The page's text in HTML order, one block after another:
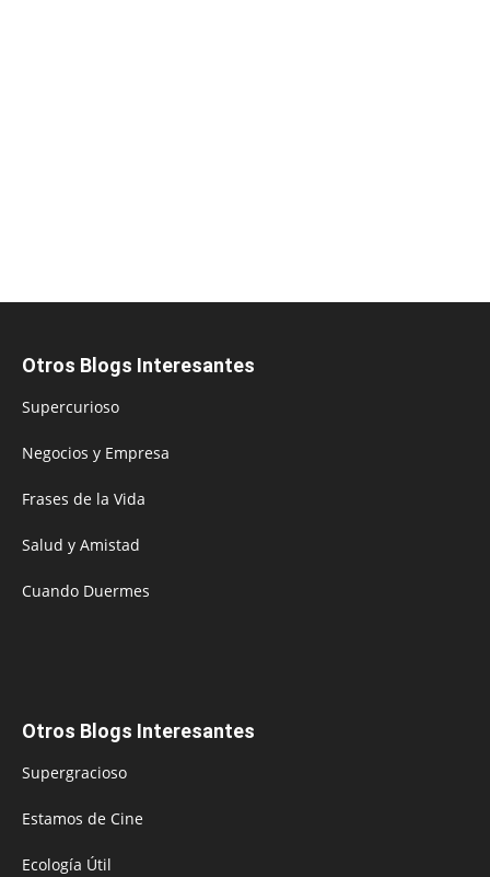
Otros Blogs Interesantes
Supercurioso
Negocios y Empresa
Frases de la Vida
Salud y Amistad
Cuando Duermes
Otros Blogs Interesantes
Supergracioso
Estamos de Cine
Ecología Útil